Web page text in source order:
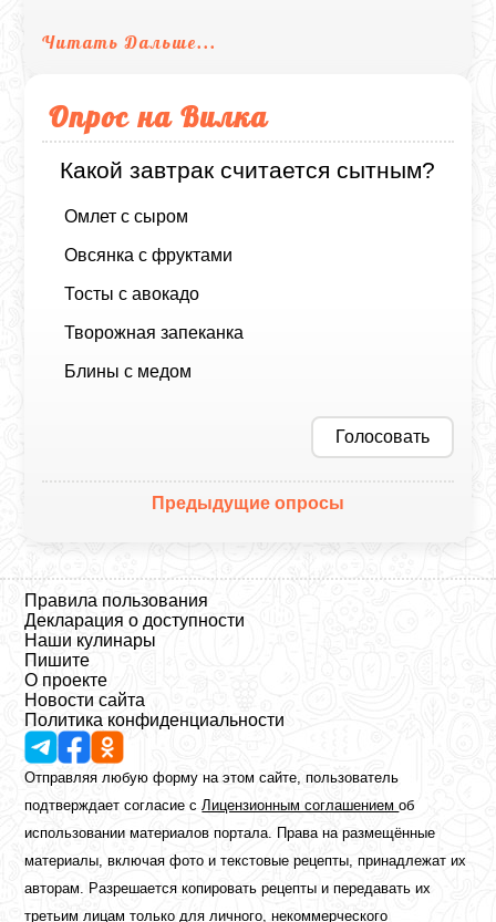
Читать Дальше...
Опрос на Вилка
Какой завтрак считается сытным?
Омлет с сыром
Овсянка с фруктами
Тосты с авокадо
Творожная запеканка
Блины с медом
Голосовать
Предыдущие опросы
Правила пользования
Декларация о доступности
Наши кулинары
Пишите
О проекте
Новости сайта
Политика конфиденциальности
Отправляя любую форму на этом сайте, пользователь
подтверждает согласие сЛицензионным соглашениемоб
использовании материалов портала. Права на размещённые
материалы, включая фото и текстовые рецепты, принадлежат их
авторам. Разрешается копировать рецепты и передавать их
третьим лицам только для личного, некоммерческого